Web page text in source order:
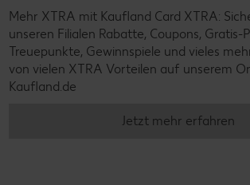
Mehr XTRA mit Kaufland Card XTRA:
unseren Filialen Rabatte, Coupons, Gratis-
Treuepunkte, Gewinnspiele und vieles
von vielen XTRA Vorteilen auf unserem
Kaufland.de
Jetzt mehr erfahren